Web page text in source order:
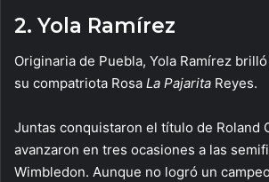
2. Yola Ramírez
Originaria de Puebla, Yola Ramírez
su compatriota Rosa La Pajarita Reyes.
Juntas conquistaron el título de Roland
avanzaron en tres ocasiones a las
Wimbledon. Aunque no logró un